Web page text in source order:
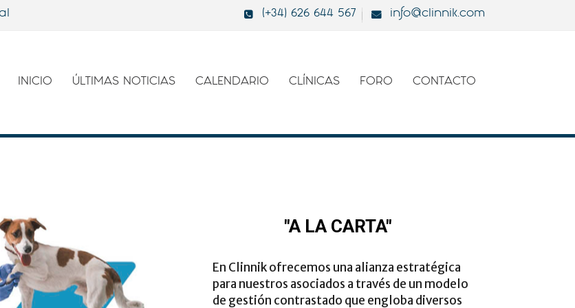
(+34) 626 644 567 info@clinnik.com
INICIO ÚLTIMAS NOTICIAS CALENDARIO CLÍNICAS FORO CONTACTO